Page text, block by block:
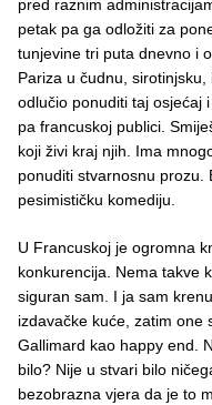
pred raznim
petak pa ga odložiti za
tunjevine tri puta dnevno i
Pariza u čudnu,
odlučio ponuditi taj osjećaj
pa francuskoj publici.
koji živi kraj njih. Ima
ponuditi stvarnosnu prozu.
pesimističku komediju.
U Francuskoj je ogromna
konkurencija. Nema takve
siguran sam. I ja sam
izdavačke kuće, zatim one
Gallimard kao happy end.
bilo? Nije u stvari bilo
bezobrazna vjera da je to